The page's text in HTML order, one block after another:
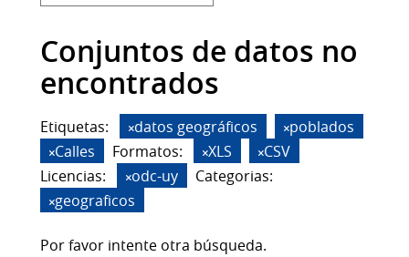
Conjuntos de datos no
encontrados
Etiquetas: datos geográficos
poblados
Calles
Formatos: XLS
CSV
Licencias:
odc-uy
Categorias:
geograficos
Por favor intente otra búsqueda.